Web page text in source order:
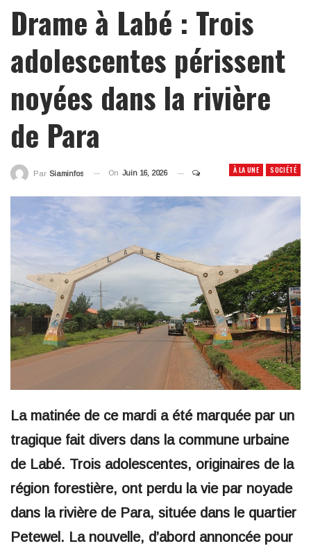
Drame à Labé : Trois
adolescentes périssent
noyées dans la rivière
de Para
À LA UNE SOCIÉTÉ
Par Siaminfos On Juin 16, 2026
La matinée de ce mardi a été marquée par un
tragique fait divers dans la commune urbaine
de Labé. Trois adolescentes, originaires de la
région forestière, ont perdu la vie par noyade
dans la rivière de Para, située dans le quartier
Petewel. La nouvelle, d’abord annoncée pour